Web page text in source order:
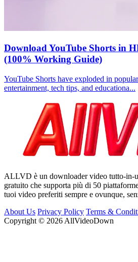
Download YouTube Shorts in
(100% Working Guide)
YouTube Shorts have exploded in
entertainment, tech tips, and educationa...
ALLVD è un downloader video tutto-in-
gratuito che supporta più di 50
tuoi video preferiti sempre e ovunque,
About Us Privacy Policy Terms &
Copyright © 2026 AllVideoDown